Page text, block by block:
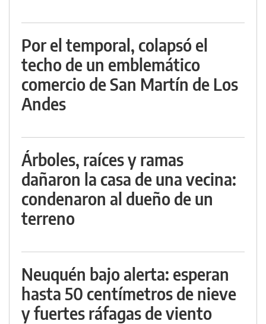
Por el temporal, colapsó el
techo de un emblemático
comercio de San Martín de Los
Andes
Árboles, raíces y ramas
dañaron la casa de una vecina:
condenaron al dueño de un
terreno
Neuquén bajo alerta: esperan
hasta 50 centímetros de nieve
y fuertes ráfagas de viento